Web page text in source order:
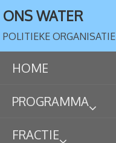
ONS WATER
POLITIEKE ORGANISATIE
HOME
PROGRAMMA
FRACTIE